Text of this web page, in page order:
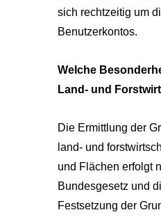
sich rechtzeitig um
Benutzerkontos.
Welche
Land- und
Die Ermittlung der
land- und
und Flächen erfolgt
Bundesgesetz und
Festsetzung der